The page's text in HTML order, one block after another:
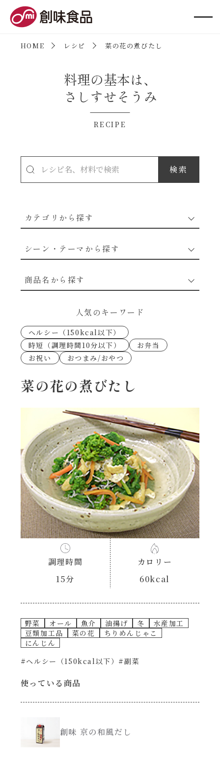
HOME レシピ 菜の花の煮びたし
料理の基本は、
さしすせそうみ
RECIPE
カテゴリから探す
穀物類のレシピ
果実のレシピ
シーン・テーマから探す
なんでも南蛮
考えるな、二代目で炒めろ！～○○の炒め物
朝シャン（パン派）
ヘルシー（150kcal以下）
時短（調理時間10分以下）
お弁当
おつまみ/おやつ
主菜
副菜
ごはんもの
本気中華
商品名から探す
あえるハコネーゼトマトバジル
あえるハコネーゼ高菜
あえるハコネーゼミートソース
あえるハコネーゼ明太子
あえるハコネーゼナポリタン
あえるハコネーゼジェノベーゼ
あえるハコネーゼペペロンチーノ
あえるハコネーゼたらこクリーム
シャンタンシリーズ
創味のつゆ
創味のつゆ減塩
白だし
人気のキーワード
ヘルシー（150kcal以下）
時短（調理時間10分以下）
お弁当
お祝い
おつまみ/おやつ
菜の花の煮びたし
調理時間
15分
カロリー
60kcal
野菜 オール 魚介 油揚げ 冬
水産加工
豆類加工品
菜の花
ちりめんじゃこ
にんじん
#ヘルシー（150kcal以下） #副菜
使っている商品
創味 京の和風だし